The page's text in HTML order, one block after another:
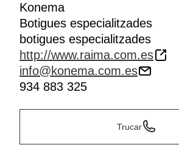
Konema
Botigues especialitzades
botigues especialitzades
http://www.raima.com.es
info@konema.com.es
934 883 325
Trucar